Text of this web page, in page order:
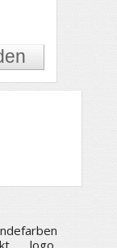
,logo,